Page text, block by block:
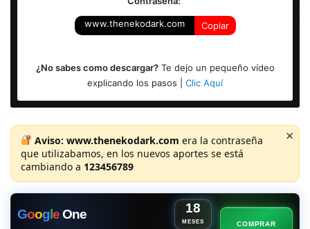
www.thenekodark.com Copiar
¿No sabes como descargar?Te dejo un pequeño vídeo
explicando los pasos | Clic Aquí
Aviso: www.thenekodark.com era la contraseña
que utilizabamos, en los nuevos aportes se está
cambiando a 123456789
×
GoogeOne 18
MESES COMPRAR